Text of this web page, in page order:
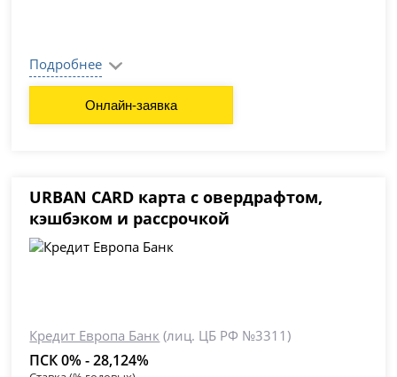
Подробнее
Онлайн-заявка
URBAN CARD карта с овердрафтом,
кэшбэком и рассрочкой
Кредит Европа Банк (лиц. ЦБ РФ №3311)
ПСК 0% - 28,124%